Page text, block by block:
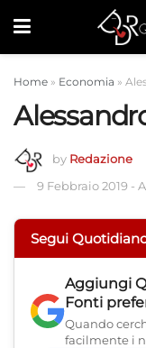
Home » Economia »
by Redazione
9 Febbraio 2019 -
Segui
Aggiungi
Fonti
Quando
facilmente i